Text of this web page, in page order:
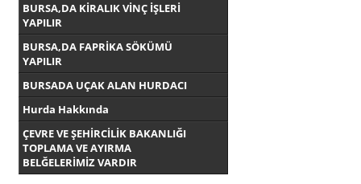
BURSA,DA KİRALIK VİNÇ İŞLERİ
YAPILIR
BURSA,DA FAPRİKA SÖKÜMÜ
YAPILIR
BURSADA UÇAK ALAN HURDACI
Hurda Hakkında
ÇEVRE VE ŞEHİRCİLİK BAKANLIĞI
TOPLAMA VE AYIRMA
BELĞELERİMİZ VARDIR